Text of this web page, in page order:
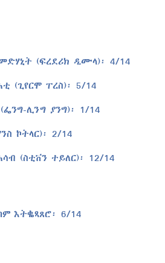
(ፍረደሪክ ዲሙላ)፡ 4/14
(ጊየርሞ ፐረስ)፡ 5/14
ሊንግ ያንግ)፡ 1/14
ኮትላር)፡ 2/14
(ስቲቨን ተይለር)፡ 12/14
እትቈጻጸሮ፡ 6/14